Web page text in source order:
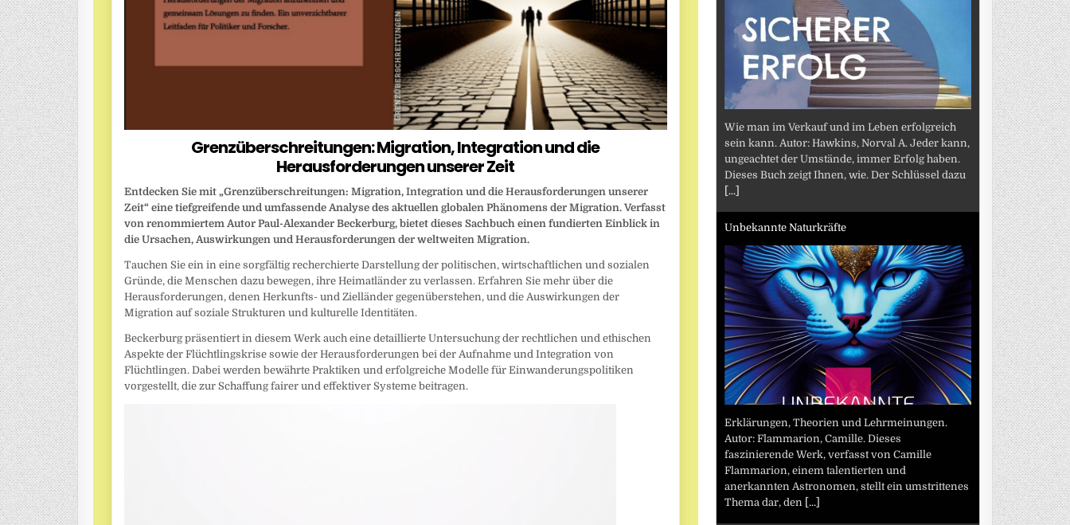
Wie man im Verkauf und im Leben erfolgreich
sein kann. Autor: Hawkins, Norval A. Jeder kann,
ungeachtet der Umstände, immer Erfolg haben.
Dieses Buch zeigt Ihnen, wie. Der Schlüssel dazu
[...]
Unbekannte Naturkräfte
Erklärungen, Theorien und Lehrmeinungen.
Autor: Flammarion, Camille. Dieses
faszinierende Werk, verfasst von Camille
Flammarion, einem talentierten und
anerkannten Astronomen, stellt ein umstrittenes
Thema dar, den [...]